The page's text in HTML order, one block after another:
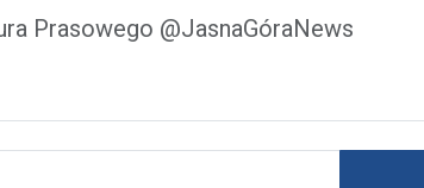
Prasowego @JasnaGóraNews